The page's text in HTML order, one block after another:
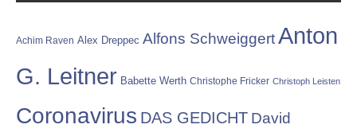
Achim Raven Alex Dreppec Alfons SchweiggertAnton
G. Leitner Babette Werth Christophe Fricker Christoph Leisten
Coronavirus DAS GEDICHT David